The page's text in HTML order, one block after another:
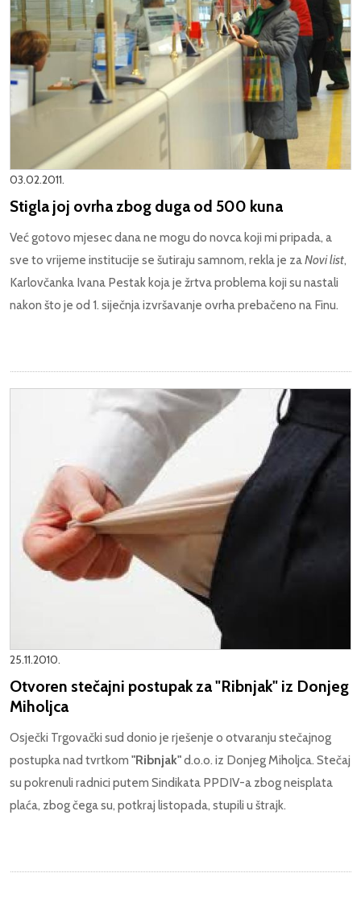
03.02.2011.
Stigla joj ovrha zbog duga od 500 kuna
Već gotovo mjesec dana ne mogu do novca koji mi pripada, a
sve to vrijeme institucije se šutiraju samnom, rekla je zaNovi list,
Karlovčanka Ivana Pestak koja je žrtva problema koji su nastali
nakon što je od 1. siječnja izvršavanje ovrha prebačeno na Finu.
25.11.2010.
Otvoren stečajni postupak za "Ribnjak" iz Donjeg
Miholjca
Osječki Trgovački sud donio je rješenje o otvaranju stečajnog
postupka nad tvrtkom "Ribnjak"d.o.o. iz Donjeg Miholjca. Stečaj
su pokrenuli radnici putem Sindikata PPDIV-a zbog neisplata
plaća, zbog čega su, potkraj listopada, stupili u štrajk.